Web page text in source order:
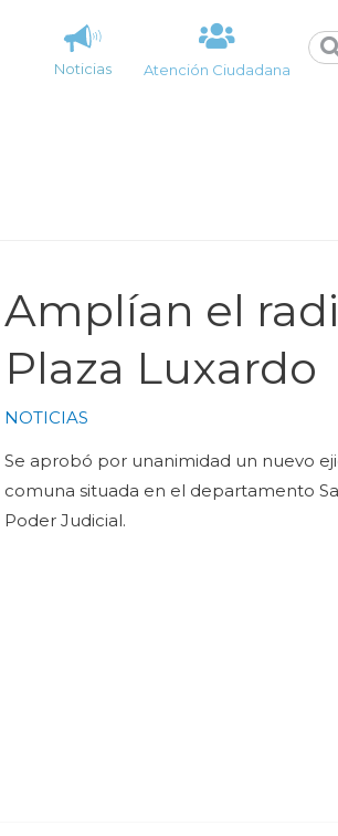
Noticias Atención Ciudadana
Amplían el
Plaza Luxardo
NOTICIAS
Se aprobó por unanimidad un nuevo
comuna situada en el departamento
Poder Judicial.